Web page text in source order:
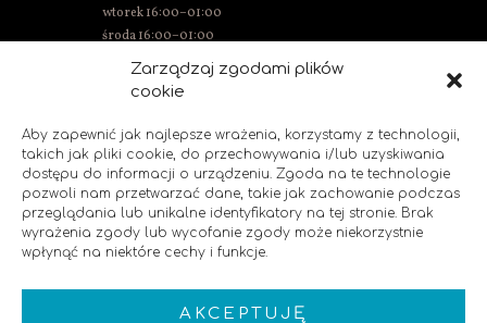
Zarządzaj zgodami plików
cookie
Aby zapewnić jak najlepsze wrażenia, korzystamy z technologii,
takich jak pliki cookie, do przechowywania i/lub uzyskiwania
dostępu do informacji o urządzeniu. Zgoda na te technologie
pozwoli nam przetwarzać dane, takie jak zachowanie podczas
przeglądania lub unikalne identyfikatory na tej stronie. Brak
wyrażenia zgody lub wycofanie zgody może niekorzystnie
wpłynąć na niektóre cechy i funkcje.
AKCEPTUJĘ
wtorek 16:00–01:00
środa 16:00–01:00
czwartek 15:00–01:00
piątek 15:00–02:00
niedziela 14:00–00:00
SOCIAL MEDIA